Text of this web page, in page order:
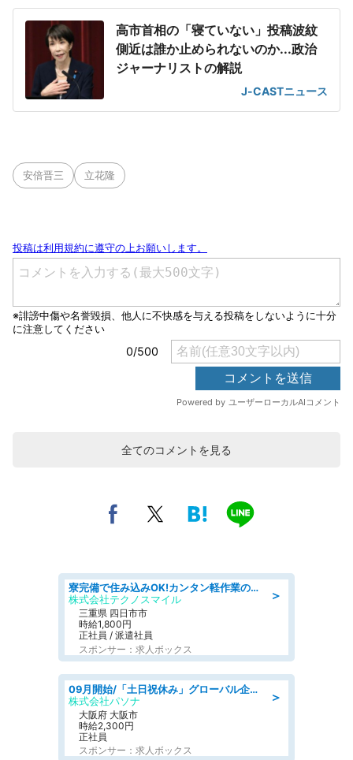
高市首相の「寝ていない」投稿波紋
側近は誰か止められないのか...政治
ジャーナリストの解説
J-CASTニュース
安倍晋三 立花隆
全てのコメントを見る
＞
寮完備で住み込みOK!カンタン軽作業のお仕事 denso aichi
株式会社テクノスマイル
三重県 四日市市
時給1,800円
正社員 / 派遣社員
スポンサー：求人ボックス
＞
09月開始/「土日祝休み」グローバル企業での産業保健のお仕事/保健師/高時給/残業なし/服装自由
株式会社パソナ
大阪府 大阪市
時給2,300円
正社員
スポンサー：求人ボックス